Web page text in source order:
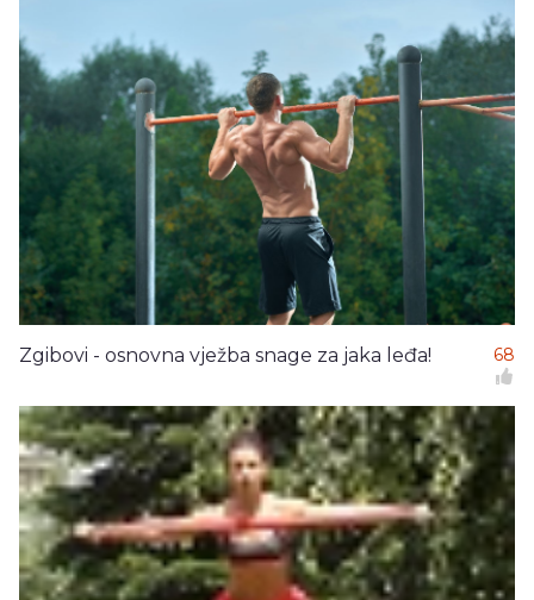
Zgibovi - osnovna vježba snage za jaka leđa! 68